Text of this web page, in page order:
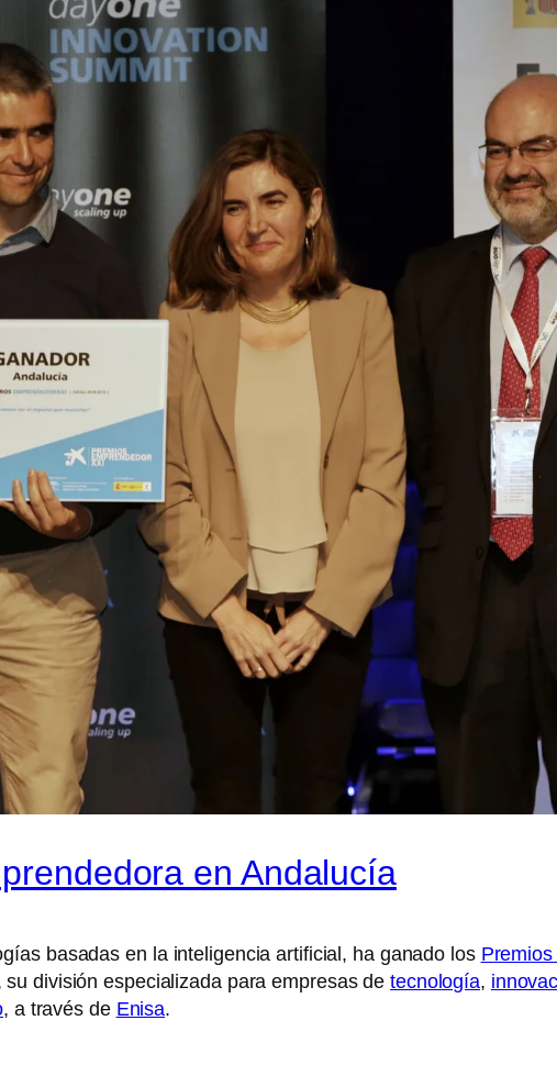
en Andalucía
basadas en la inteligencia artificial, ha ganado los
su división especializada para empresas detecnología,
, a través de Enisa.